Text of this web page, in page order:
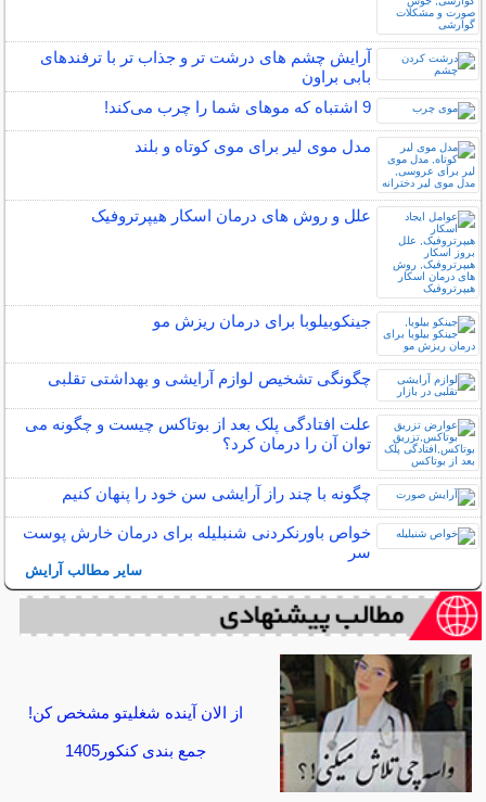
آرایش چشم های درشت تر و جذاب تر با ترفندهای
بابی براون
9 اشتباه که موهای شما را چرب می‌کند!
مدل موی لیر برای موی کوتاه و بلند
علل و روش های درمان اسکار هیپرتروفیک
جینکوبیلوبا برای درمان ریزش مو
چگونگی تشخیص لوازم آرایشی و بهداشتی تقلبی
علت افتادگی پلک بعد از بوتاکس چیست و چگونه می
توان آن را درمان کرد؟
چگونه با چند راز آرایشی سن خود را پنهان کنیم
خواص باورنکردنی شنبلیله برای درمان خارش پوست
سر
سایر مطالب آرایش
از الان آینده شغلیتو مشخص کن!
جمع بندی کنکور1405